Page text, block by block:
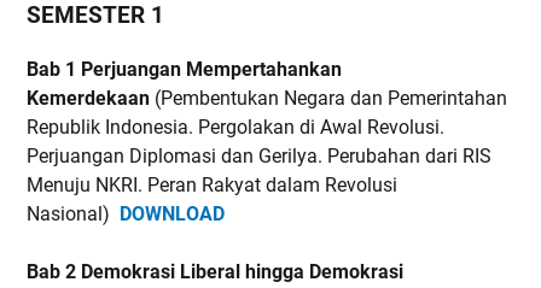
SEMESTER 1
Bab 1 Perjuangan Mempertahankan
Kemerdekaan (Pembentukan Negara dan Pemerintahan
Republik Indonesia. Pergolakan di Awal Revolusi.
Perjuangan Diplomasi dan Gerilya. Perubahan dari RIS
Menuju NKRI. Peran Rakyat dalam Revolusi
Nasional) DOWNLOAD
Bab 2 Demokrasi Liberal hingga Demokrasi